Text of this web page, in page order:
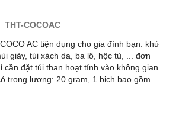
THT-COCOAC
AC tiện dụng cho gia đình bạn: khử
giày, túi xách da, ba lô, hộc tủ, ... đơn
cần đặt túi than hoạt tính vào không gian
trọng lượng: 20 gram, 1 bịch bao gồm